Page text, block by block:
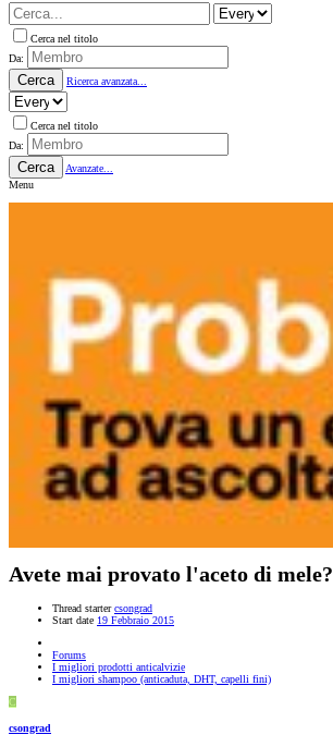
Cerca nel titolo
Da:
Cerca Ricerca avanzata...
Cerca nel titolo
Da:
Cerca
Avanzate...
Menu
Avete mai provato l'aceto di mele?
Thread starter csongrad
Start date 19 Febbraio 2015
Forums
I migliori prodotti anticalvizie
I migliori shampoo (anticaduta, DHT, capelli fini)
C
csongrad